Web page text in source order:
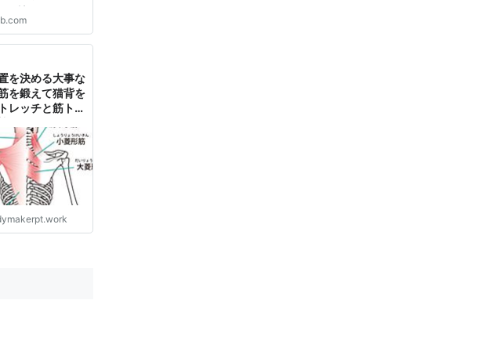
け治していきたい
などに行けば最
もかかりますから
で治したい」と...
を決める大事な
を鍛えて猫背を
レッチと筋トレ